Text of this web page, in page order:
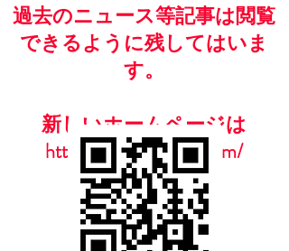
過去のニュース等記事は閲覧
できるように残してはいま
す。
新しいホームページは
https://www.casailfc.com/